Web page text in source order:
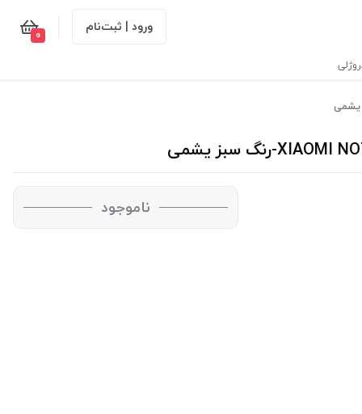
ورود | ثبت‌نام 0
ناموجود